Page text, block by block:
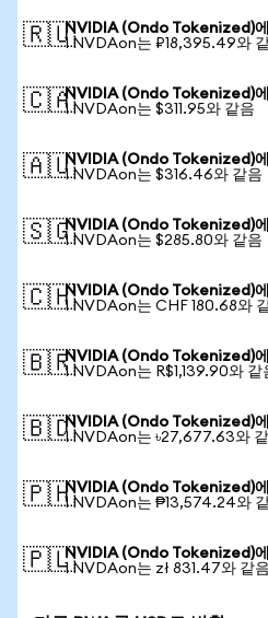
🇷🇺NVIDIA (Ondo Tokenized)
1 NVDAon는 ₽18,395.49와
🇨🇦NVIDIA (Ondo Tokenized)에
1 NVDAon는 $311.95와 같음
🇦🇺NVIDIA (Ondo Tokenized)에
1 NVDAon는 $316.46와 같음
🇸🇬NVIDIA (Ondo Tokenized)에
1 NVDAon는 $285.80와 같음
🇨🇭NVIDIA (Ondo Tokenized)
1 NVDAon는 CHF 180.68와
🇧🇷NVIDIA (Ondo Tokenized)
1 NVDAon는 R$1,139.90와 같
🇧🇩NVIDIA (Ondo Tokenized)
1 NVDAon는 ৳27,677.63와
🇵🇭NVIDIA (Ondo Tokenized)
1 NVDAon는 ₱13,574.24와
🇵🇱NVIDIA (Ondo Tokenized)에
1 NVDAon는 zł 831.47와 같음